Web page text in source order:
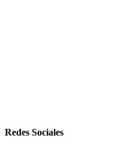
Redes Sociales